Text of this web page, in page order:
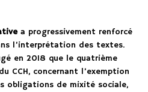
a progressivement renforcé
l’interprétation des textes.
en 2018 que le quatrième
CCH, concernant l’exemption
obligations de mixité sociale,